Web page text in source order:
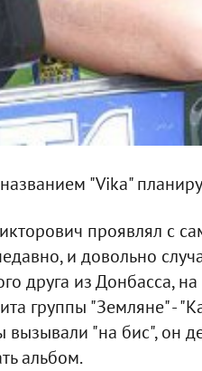
"Vika"
проявлял с
и довольно
друга из Донбасса,
группы "Земляне" -
"на бис", он
альбом.